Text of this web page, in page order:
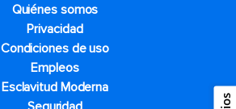
Quiénes somos
Privacidad
Condiciones de uso
Empleos
Esclavitud Moderna